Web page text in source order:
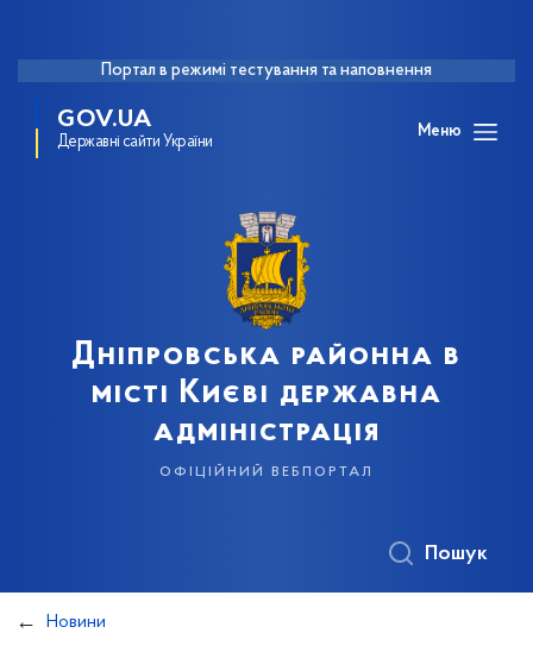
Портал в режимі тестування та наповнення
GOV.UA
Державні сайти України
Меню
Дніпровська районна в
місті Києві державна
адміністрація
офіційний вебпортал
Пошук
Новини